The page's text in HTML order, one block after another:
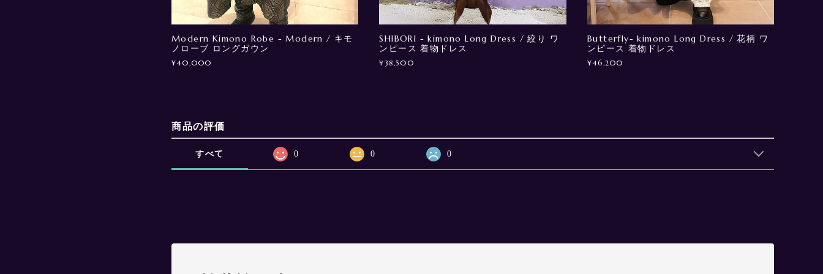
Modern Kimono Robe - Modern / キモ
ノローブ ロングガウン
¥40,000
SHIBORI - kimono Long Dress / 絞り ワ
ンピース 着物ドレス
¥38,500
Butterfly- kimono Long Dress / 花柄 ワ
ンピース 着物ドレス
¥46,200
商品の評価
すべて 0 0 0